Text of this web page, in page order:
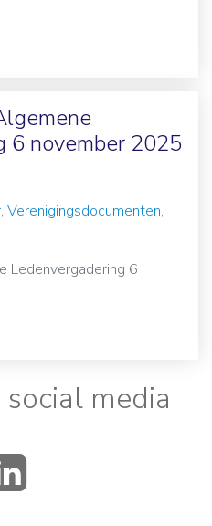
6 november 2025
, Verenigingsdocumenten,
Ledenvergadering 6
media